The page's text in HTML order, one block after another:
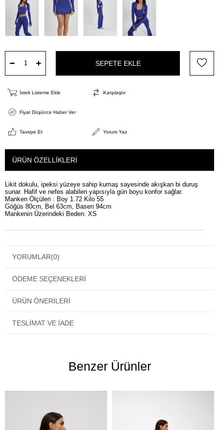
İstek Listeme Ekle Karşılaştır
Fiyat Düşünce Haber Ver
Tavsiye Et Yorum Yaz
ÜRÜN ÖZELLIKLERI
Likit dokulu, ipeksi yüzeye sahip kumaş sayesinde akışkan bi duruş
sunar. Hafif ve nefes alabilen yapısıyla gün boyu konfor sağlar.
Manken Ölçüleri : Boy 1.72 Kilo 55
Göğüs 80cm, Bel 63cm, Basen 94cm
Mankenin Üzerindeki Beden: XS
YORUMLAR(0)
ÖDEME SEÇENEKLERI
ÜRÜN ÖNERILERI
TESLIMAT VE İADE
Benzer Ürünler